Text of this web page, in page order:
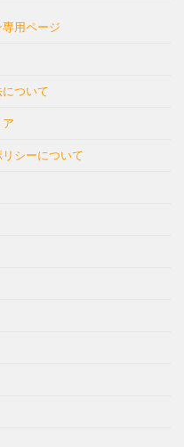
専用ページ
ついて
シーについて